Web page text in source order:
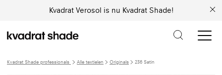
Kvadrat Verosol is nu Kvadrat Shade!
Kvadrat Shade professionals Alle textielen Originals 236 Satin